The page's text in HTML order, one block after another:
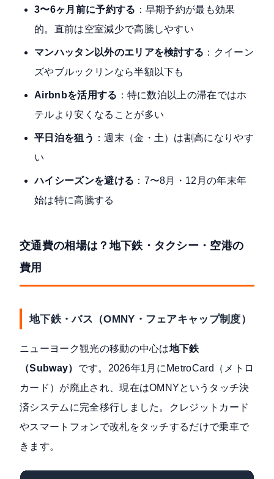
3〜6ヶ月前に予約する ：早期予約が最も効果
的。直前は空室減少で高騰しやすい
マンハッタン以外のエリアを検討する ：クイーン
ズやブルックリンなら半額以下も
Airbnbを活用する ：特に数泊以上の滞在ではホ
テルより安くなることが多い
平日泊を狙う ：週末（金・土）は割高になりやす
い
ハイシーズンを避ける ：7〜8月・12月の年末年
始は特に高騰する
交通費の相場は？地下鉄・タクシー・空港の
費用
地下鉄・バス（OMNY・フェアキャップ制度）
ニューヨーク観光の移動の中心は地下鉄
（Subway） です。2026年1月にMetroCard（メトロ
カード）が廃止され、現在はOMNYというタッチ決
済システムに完全移行しました。クレジットカード
やスマートフォンで改札をタッチするだけで乗車で
きます。